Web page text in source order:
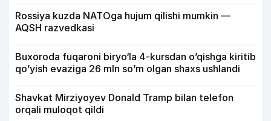
Rossiya kuzda NATOga hujum qilishi mumkin —
AQSH razvedkasi
Buxoroda fuqaroni biryo‘la 4-kursdan o’qishga kiritib
qo’yish evaziga 26 mln so’m olgan shaxs ushlandi
Shavkat Mirziyoyev Donald Tramp bilan telefon
orqali muloqot qildi